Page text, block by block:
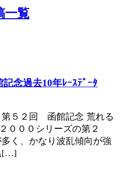
一覧
念過去10年ﾚｰｽﾃﾞｰﾀ
第５２回 函館記念 荒れる
０００シリーズの第２
く、かなり波乱傾向が強
[…]